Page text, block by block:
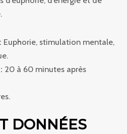
Euphorie, stimulation mentale,
20 à 60 minutes après
DONNÉES